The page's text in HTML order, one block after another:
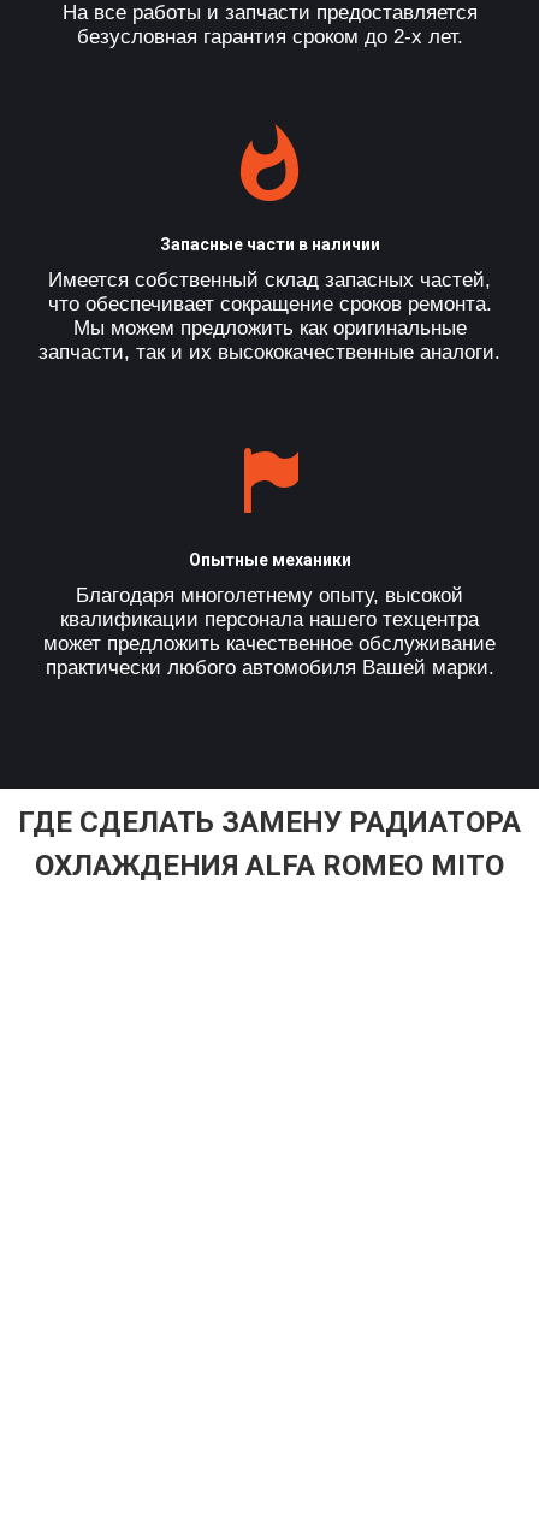
На все работы и запчасти предоставляется
безусловная гарантия сроком до 2-х лет.
Запасные части в наличии
Имеется собственный склад запасных частей,
что обеспечивает сокращение сроков ремонта.
Мы можем предложить как оригинальные
запчасти, так и их высококачественные аналоги.
Опытные механики
Благодаря многолетнему опыту, высокой
квалификации персонала нашего техцентра
может предложить качественное обслуживание
практически любого автомобиля Вашей марки.
ГДЕ СДЕЛАТЬ ЗАМЕНУ РАДИАТОРА
ОХЛАЖДЕНИЯ ALFA ROMEO MITO